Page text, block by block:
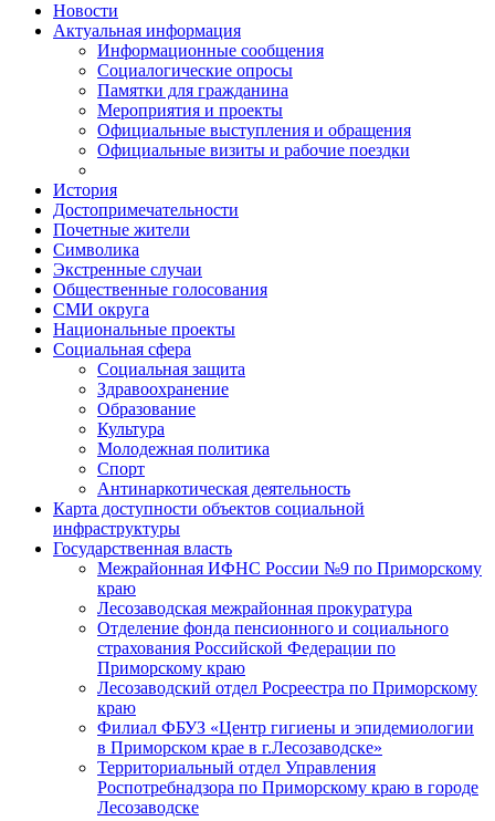
Новости
Актуальная информация
Информационные сообщения
Социалогические опросы
Памятки для гражданина
Мероприятия и проекты
Официальные выступления и обращения
Официальные визиты и рабочие поездки
История
Достопримечательности
Почетные жители
Символика
Экстренные случаи
Общественные голосования
СМИ округа
Национальные проекты
Социальная сфера
Социальная защита
Здравоохранение
Образование
Культура
Молодежная политика
Спорт
Антинаркотическая деятельность
Карта доступности объектов социальной
инфраструктуры
Государственная власть
Межрайонная ИФНС России №9 по Приморскому
краю
Лесозаводская межрайонная прокуратура
Отделение фонда пенсионного и социального
страхования Российской Федерации по
Приморскому краю
Лесозаводский отдел Росреестра по Приморскому
краю
Филиал ФБУЗ «Центр гигиены и эпидемиологии
в Приморском крае в г.Лесозаводске»
Территориальный отдел Управления
Роспотребнадзора по Приморскому краю в городе
Лесозаводске